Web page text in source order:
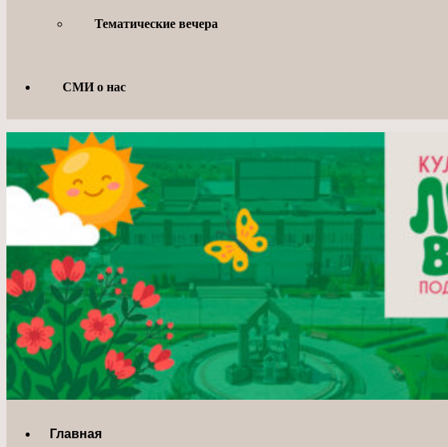
Тематические вечера
СМИ о нас
Главная